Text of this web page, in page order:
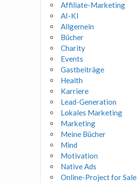
Affiliate-Marketing
AI-KI
Allgemein
Bücher
Charity
Events
Gastbeiträge
Health
Karriere
Lead-Generation
Lokales Marketing
Marketing
Meine Bücher
Mind
Motivation
Native Ads
Online-Project for Sale